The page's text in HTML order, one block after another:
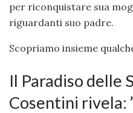
per riconquistare sua
riguardanti suo padre.
Scopriamo insieme
Il Paradiso delle
Cosentini rivela: